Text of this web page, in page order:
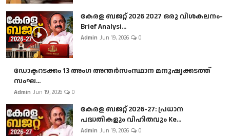
കേരള ബജറ്റ് 2026 2027 ഒരു വിശകലനം-
Brief Analysi...
Admin Jun 19, 2026 0
ഡോക്ടറടക്കം 13 അംഗ അന്തർസംസ്ഥാന മനുഷ്യക്കടത്ത്
സംഘ...
Admin Jun 19, 2026 0
കേരള ബജറ്റ് 2026-27: പ്രധാന
പദ്ധതികളും വിഹിതവും Ke...
Admin Jun 19, 2026 0